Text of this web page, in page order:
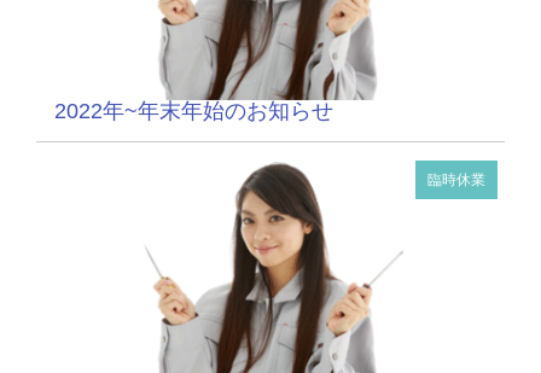
2022年~年末年始のお知らせ
臨時休業